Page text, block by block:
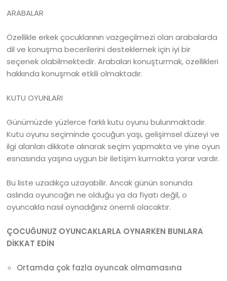
ARABALAR
Özellikle erkek çocuklarının vazgeçilmezi olan arabalarda
dil ve konuşma becerilerini desteklemek için iyi bir
seçenek olabilmektedir. Arabaları konuşturmak, özellikleri
hakkında konuşmak etkili olmaktadır.
KUTU OYUNLARI
Günümüzde yüzlerce farklı kutu oyunu bulunmaktadır.
Kutu oyunu seçiminde çocuğun yaşı, gelişimsel düzeyi ve
ilgi alanları dikkate alınarak seçim yapmakta ve yine oyun
esnasında yaşına uygun bir iletişim kurmakta yarar vardır.
Bu liste uzadıkça uzayabilir. Ancak günün sonunda
aslında oyuncağın ne olduğu ya da fiyatı değil, o
oyuncakla nasıl oynadığınız önemli olacaktır.
ÇOCUĞUNUZ OYUNCAKLARLA OYNARKEN BUNLARA
DİKKAT EDİN
Ortamda çok fazla oyuncak olmamasına